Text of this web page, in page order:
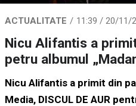
ACTUALITATE 11:39 / 20/11/
Nicu Alifantis a primit
petru albumul
Nicu Alifantis a primit din
Media, DISCUL DE AUR